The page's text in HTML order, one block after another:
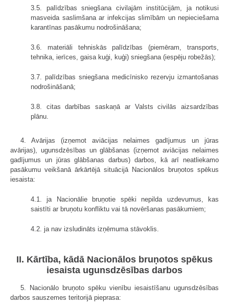
3.5. palīdzības sniegšana civilajām institūcijām, ja notikusi
masveida saslimšana ar infekcijas slimībām un nepieciešama
karantīnas pasākumu nodrošināšana;
3.6. materiāli tehniskās palīdzības (piemēram, transports,
tehnika, ierīces, gaisa kuģi, kuģi) sniegšana (iespēju robežās);
3.7. palīdzības sniegšana medicīnisko rezervju izmantošanas
nodrošināšanā;
3.8. citas darbības saskaņā ar Valsts civilās aizsardzības
plānu.
4. Avārijas (izņemot aviācijas nelaimes gadījumus un jūras
avārijas), ugunsdzēsības un glābšanas (izņemot aviācijas nelaimes
gadījumus un jūras glābšanas darbus) darbos, kā arī neatliekamo
pasākumu veikšanā ārkārtējā situācijā Nacionālos bruņotos spēkus
iesaista:
4.1. ja Nacionālie bruņotie spēki nepilda uzdevumus, kas
saistīti ar bruņotu konfliktu vai tā novēršanas pasākumiem;
4.2. ja nav izsludināts izņēmuma stāvoklis.
II. Kārtība, kādā Nacionālos bruņotos spēkus
iesaista ugunsdzēsības darbos
5. Nacionālo bruņoto spēku vienību iesaistīšanu ugunsdzēsības
darbos sauszemes teritorijā pieprasa: